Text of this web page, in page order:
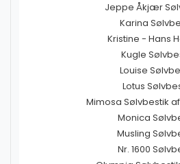
Jeppe Åkjær
Karina
Kristine - Hans
Kugle
Louise
Lotus
Mimosa Sølvbestik
Monica
Musling
Nr. 1600